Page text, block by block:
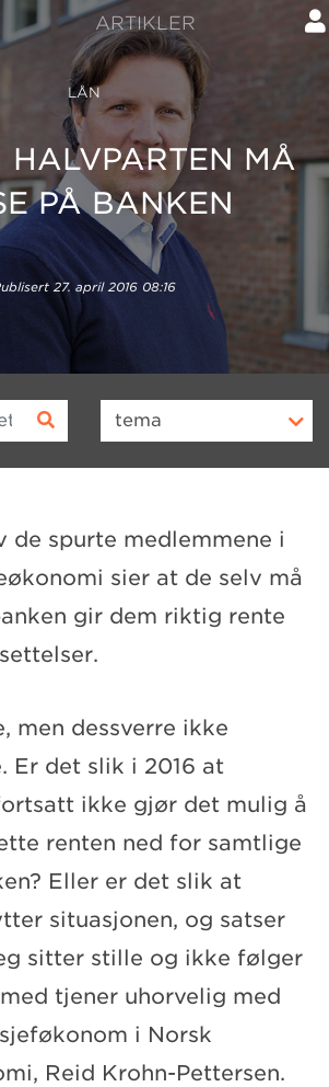
ARTIKLER
LÅN
HALVPARTEN MÅ
PÅ BANKEN
27. april 2016 08:16
tema
de spurte medlemmene i
sier at de selv må
gir dem riktig rente
men dessverre ikke
Er det slik i 2016 at
ikke gjør det mulig å
renten ned for samtlige
Eller er det slik at
situasjonen, og satser
sitter stille og ikke følger
tjener uhorvelig med
i Norsk
Reid Krohn-Pettersen.